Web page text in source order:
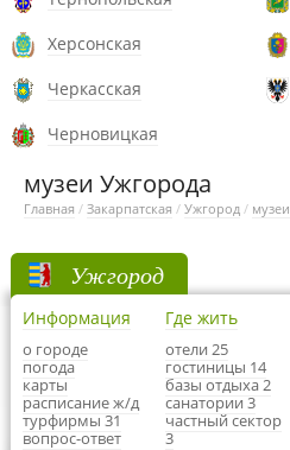
Херсонская
Черкасская
Черновицкая
музеи Ужгорода
Главная / Закарпатская / Ужгород / музеи
Ужгород
Информация
о городе
погода
карты
расписание ж/д
турфирмы 31
вопрос-ответ
Где жить
отели 25
гостиницы 14
базы отдыха 2
санатории 3
частный сектор
3